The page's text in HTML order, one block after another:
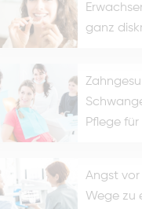
ganz
Pflege für
Angst
Wege zu